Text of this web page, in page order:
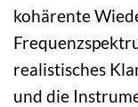
kohärente
realistisches
und die